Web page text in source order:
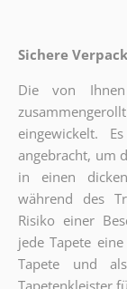
Sichere
Die von Ihnen
eingewickelt.
angebracht, um
in einen
während des
Risiko einer
jede Tapete
Tapete und
Tapetenkleister